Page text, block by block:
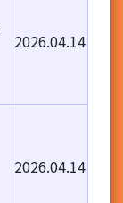
2026.04.14
2026.04.14